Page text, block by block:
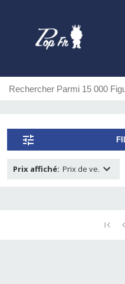
Prix affiché: Prix de ve.